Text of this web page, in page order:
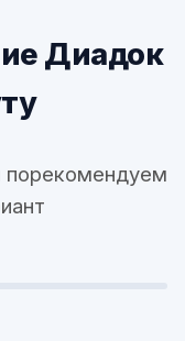
Диадок